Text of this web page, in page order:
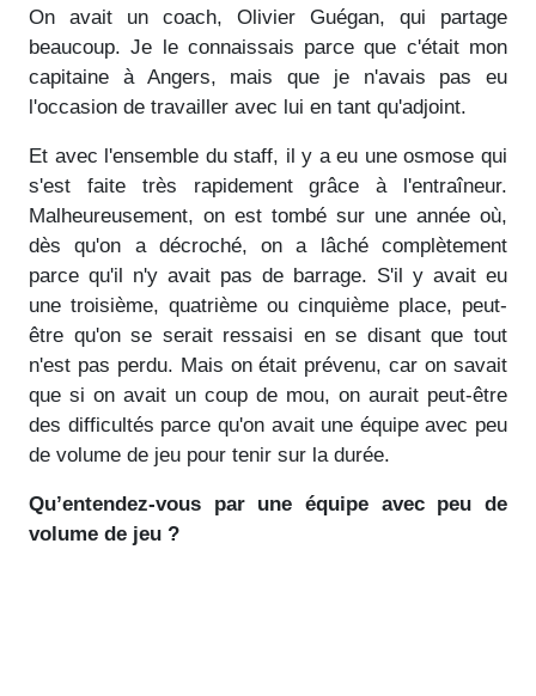
On avait un coach, Olivier Guégan, qui partage
beaucoup. Je le connaissais parce que c'était mon
capitaine à Angers, mais que je n'avais pas eu
l'occasion de travailler avec lui en tant qu'adjoint.
Et avec l'ensemble du staff, il y a eu une osmose qui
s'est faite très rapidement grâce à l'entraîneur.
Malheureusement, on est tombé sur une année où,
dès qu'on a décroché, on a lâché complètement
parce qu'il n'y avait pas de barrage. S'il y avait eu
une troisième, quatrième ou cinquième place, peut-
être qu'on se serait ressaisi en se disant que tout
n'est pas perdu. Mais on était prévenu, car on savait
que si on avait un coup de mou, on aurait peut-être
des difficultés parce qu'on avait une équipe avec peu
de volume de jeu pour tenir sur la durée.
Qu’entendez-vous par une équipe avec peu de
volume de jeu ?